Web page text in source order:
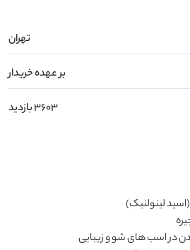
تهران
بر عهده خریدار
3603 بازدید